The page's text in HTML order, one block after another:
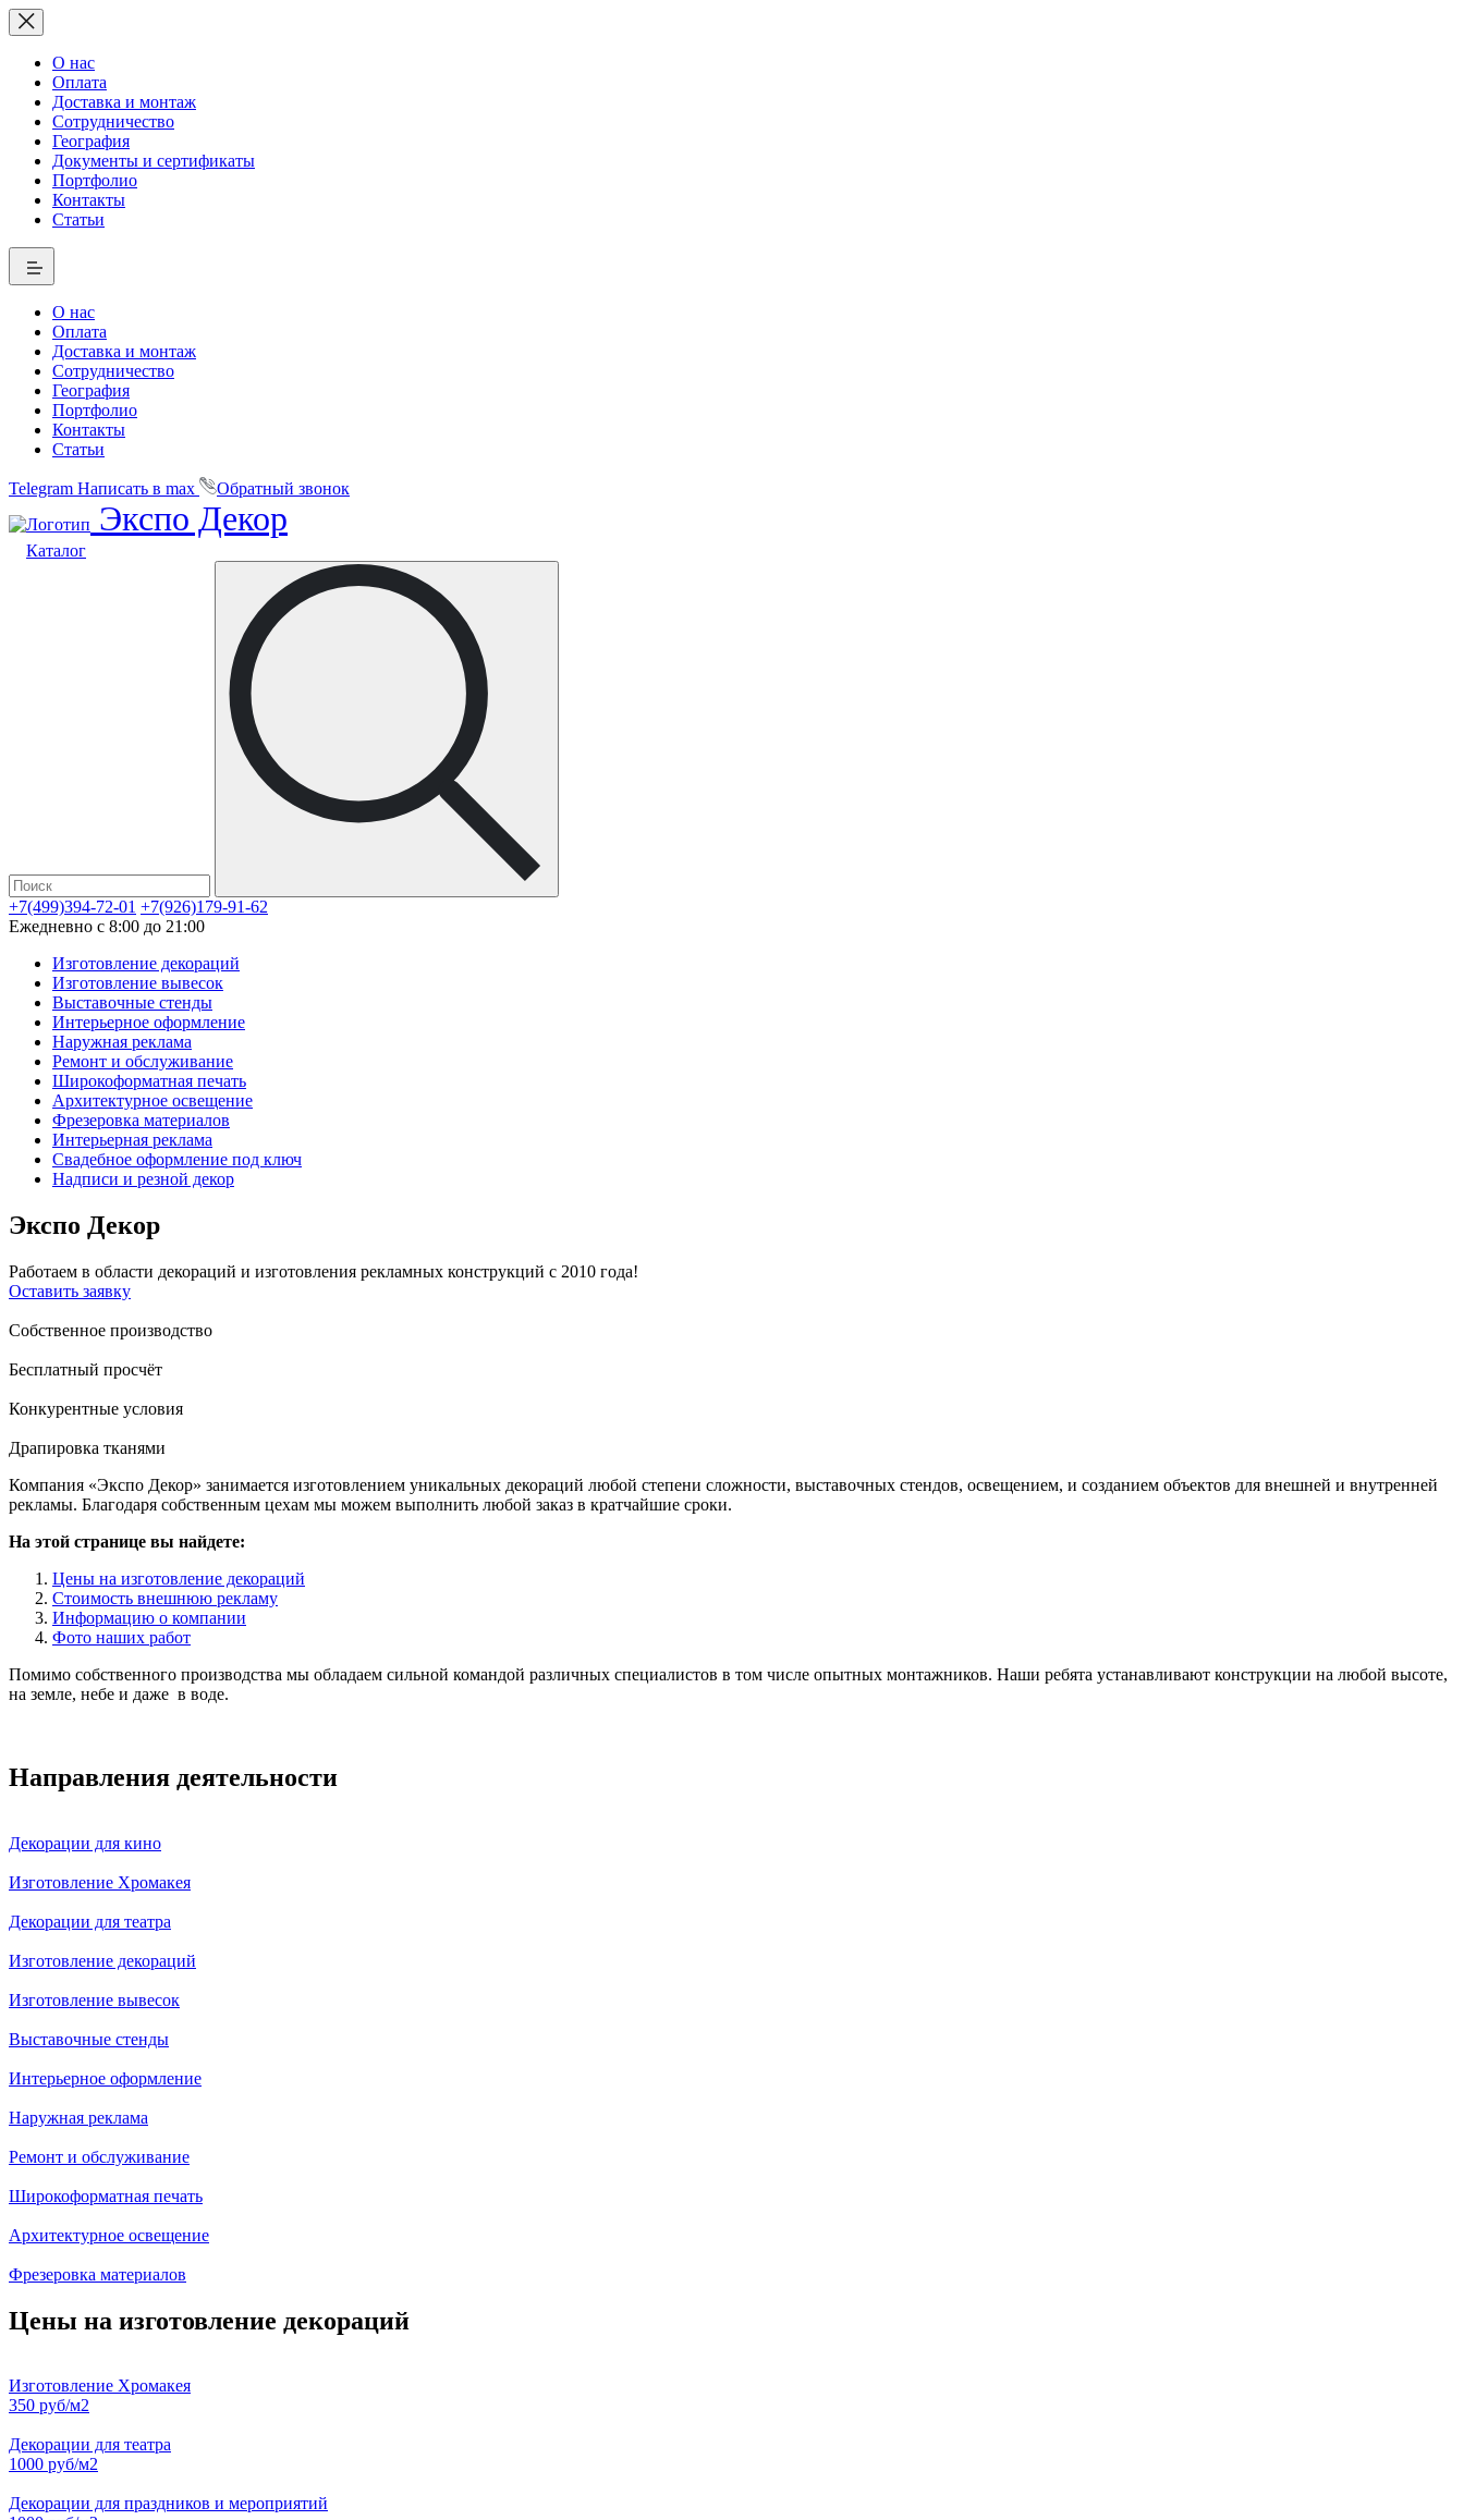
О нас
Оплата
Доставка и монтаж
Сотрудничество
География
Документы и сертификаты
Портфолио
Контакты
Статьи
О нас
Оплата
Доставка и монтаж
Сотрудничество
География
Портфолио
Контакты
Статьи
Telegram Написать в max Обратный звонок
Экспо Декор
Каталог
+7(499)394-72-01 +7(926)179-91-62
Ежедневно с 8:00 до 21:00
Изготовление декораций
Изготовление вывесок
Выставочные стенды
Интерьерное оформление
Наружная реклама
Ремонт и обслуживание
Широкоформатная печать
Архитектурное освещение
Фрезеровка материалов
Интерьерная реклама
Свадебное оформление под ключ
Надписи и резной декор
Экспо Декор
Работаем в области декораций и изготовления рекламных конструкций с 2010 года!
Оставить заявку
Собственное производство
Бесплатный просчёт
Конкурентные условия
Драпировка тканями
Компания «Экспо Декор» занимается изготовлением уникальных декораций любой степени сложности, выставочных стендов, освещением, и созданием объектов для внешней и внутренней
рекламы. Благодаря собственным цехам мы можем выполнить любой заказ в кратчайшие сроки.
На этой странице вы найдете:
Цены на изготовление декораций
Стоимость внешнюю рекламу
Информацию о компании
Фото наших работ
Помимо собственного производства мы обладаем сильной командой различных специалистов в том числе опытных монтажников. Наши ребята устанавливают конструкции на любой высоте,
на земле, небе и даже в воде.
Направления деятельности
Декорации для кино
Изготовление Хромакея
Декорации для театра
Изготовление декораций
Изготовление вывесок
Выставочные стенды
Интерьерное оформление
Наружная реклама
Ремонт и обслуживание
Широкоформатная печать
Архитектурное освещение
Фрезеровка материалов
Цены на изготовление декораций
Изготовление Хромакея
350 руб/м2
Декорации для театра
1000 руб/м2
Декорации для праздников и мероприятий